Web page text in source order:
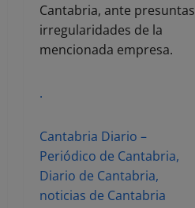
Cantabria, ante presuntas
irregularidades de la
mencionada empresa.
.
Cantabria Diario –
Periódico de Cantabria,
Diario de Cantabria,
noticias de Cantabria